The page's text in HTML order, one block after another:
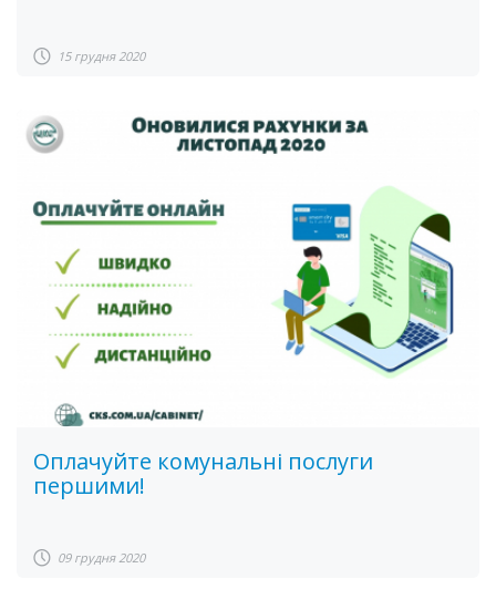
15 грудня 2020
Оплачуйте комунальні послуги
першими!
09 грудня 2020